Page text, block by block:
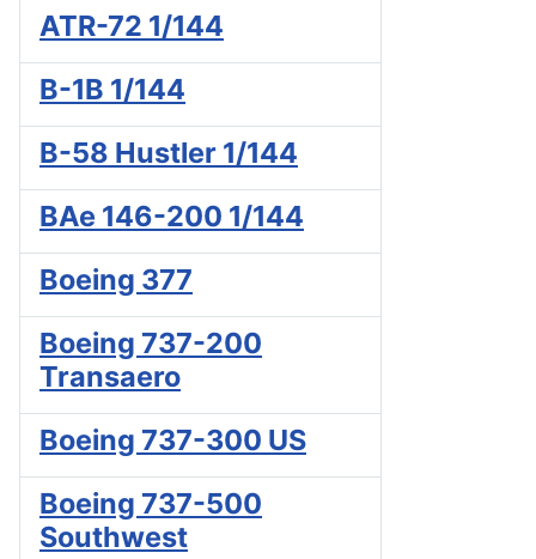
ATR-72 1/144
B-1B 1/144
B-58 Hustler 1/144
BAe 146-200 1/144
Boeing 377
Boeing 737-200
Transaero
Boeing 737-300 US
Boeing 737-500
Southwest